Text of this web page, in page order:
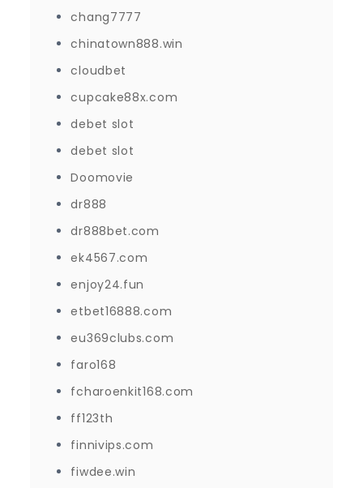
chang7777
chinatown888.win
cloudbet
cupcake88x.com
debet slot
debet slot
Doomovie
dr888
dr888bet.com
ek4567.com
enjoy24.fun
etbet16888.com
eu369clubs.com
faro168
fcharoenkit168.com
ff123th
finnivips.com
fiwdee.win